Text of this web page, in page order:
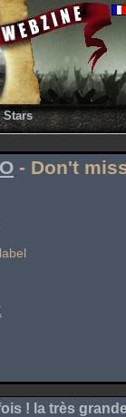
Stars
- Don't
! la très